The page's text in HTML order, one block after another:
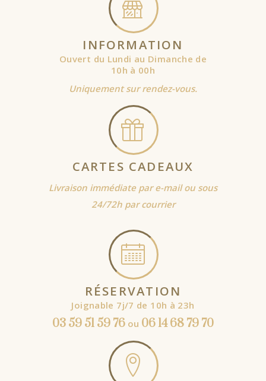
INFORMATION
Ouvert du Lundi au Dimanche de
10h à 00h
Uniquement sur rendez-vous.
CARTES CADEAUX
Livraison immédiate par e-mail ou sous
24/72h par courrier
RÉSERVATION
Joignable 7j/7 de 10h à 23h
03 59 51 59 76 ou 06 14 68 79 70